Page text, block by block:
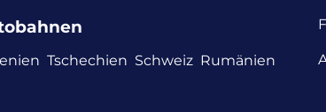
Tschechien Schweiz Rumänien